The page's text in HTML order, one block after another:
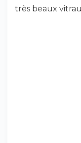
très beaux